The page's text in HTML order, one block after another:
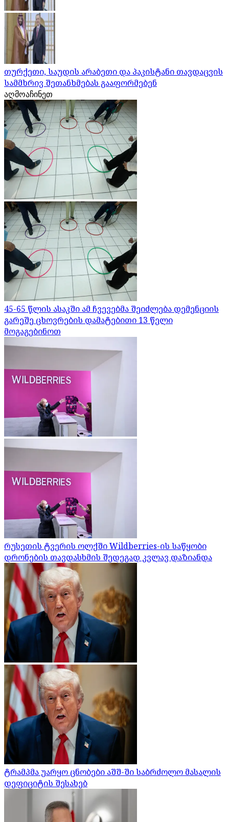
თურქეთი, საუდის არაბეთი და პაკისტანი თავდაცვის
სამმხრივ შეთანხმებას გააფორმებენ
აღმოაჩინეთ
45-65 წლის ასაკში ამ ჩვევებმა შეიძლება დემენციის
გარეშე ცხოვრების დამატებითი 13 წელი
მოგაგებინოთ
რუსეთის ტვერის ოლქში Wildberries-ის საწყობი
დრონების თავდასხმის შედეგად კვლავ დაზიანდა
ტრამპმა უარყო ცნობები აშშ-ში საბრძოლო მასალის
დეფიციტის შესახებ